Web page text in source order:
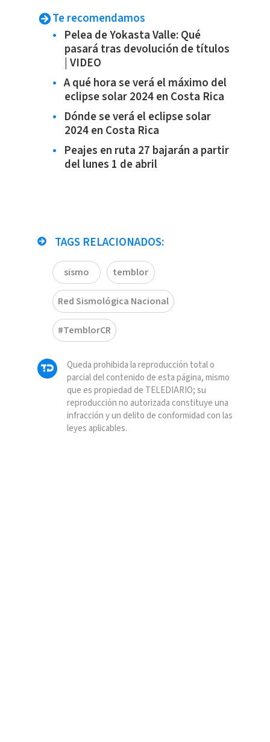
Te recomendamos
Pelea de Yokasta Valle: Qué
pasará tras devolución de títulos
| VIDEO
A qué hora se verá el máximo del
eclipse solar 2024 en Costa Rica
Dónde se verá el eclipse solar
2024 en Costa Rica
Peajes en ruta 27 bajarán a partir
del lunes 1 de abril
TAGS RELACIONADOS:
sismo temblor
Red Sismológica Nacional
#TemblorCR
Queda prohibida la reproducción total o
parcial del contenido de esta página, mismo
que es propiedad de TELEDIARIO; su
reproducción no autorizada constituye una
infracción y un delito de conformidad con las
leyes aplicables.